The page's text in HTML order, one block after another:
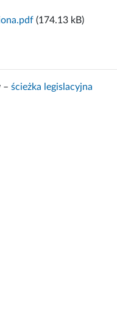
(174.13 kB)
– ścieżka legislacyjna